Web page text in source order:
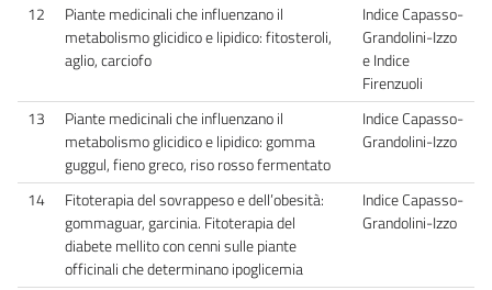
12
Piante medicinali che influenzano il
metabolismo glicidico e lipidico: fitosteroli,
aglio, carciofo
Indice Capasso-
Grandolini-Izzo
e Indice
Firenzuoli
13
Piante medicinali che influenzano il
metabolismo glicidico e lipidico: gomma
guggul, fieno greco, riso rosso fermentato
Indice Capasso-
Grandolini-Izzo
14
Fitoterapia del sovrappeso e dell’obesità:
gommaguar, garcinia. Fitoterapia del
diabete mellito con cenni sulle piante
officinali che determinano ipoglicemia
Indice Capasso-
Grandolini-Izzo